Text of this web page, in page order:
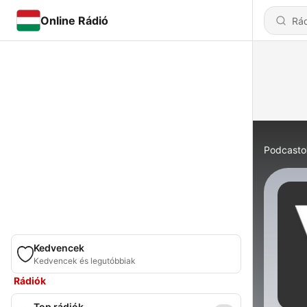
Online Rádió
Kedvencek
Kedvencek és legutóbbiak
Rádiók